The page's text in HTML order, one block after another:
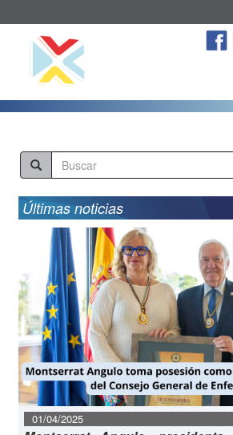
Últimas noticias
01/04/2025